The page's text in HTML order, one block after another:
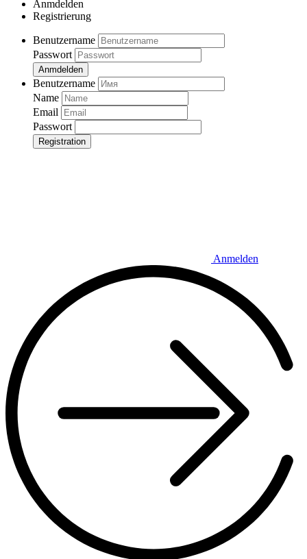
Anmdelden
Registrierung
Benutzername
Passwort
Anmdelden
Benutzername
Name
Email
Passwort
Registration
Anmelden